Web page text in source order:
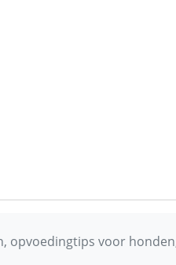
opvoedingtips voor